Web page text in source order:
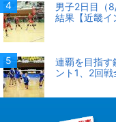
男子2日目（
結果【近畿イ
連覇を目指
ント1、2回